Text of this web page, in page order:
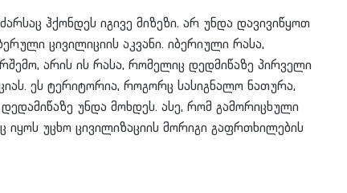
ჰქონდეს იგივე მიზეზი. არ უნდა დავივიწყოთ
ცივილიციის აკვანი. იბერიული რასა,
არის ის რასა, რომელიც დედმიწაზე პირველი
ეს ტერიტორია, როგორც სასიგნალო ნათურა,
უნდა მოხდეს. ასე, რომ გამორიცხული
იყოს უცხო ცივილიზაციის მორიგი გაფრთხილების